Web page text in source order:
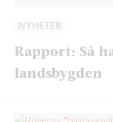
NYHETER
Rapport: Så
landsbygden